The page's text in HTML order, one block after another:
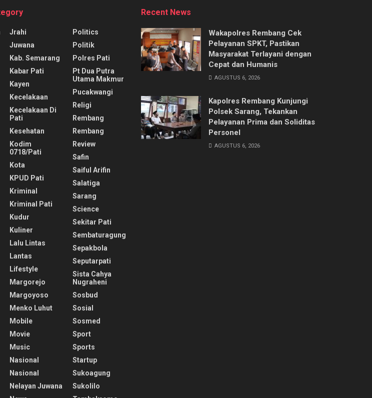
Jrahi
Juwana
Kab. Semarang
Kabar Pati
Kayen
Kecelakaan
Kecelakaan Di
Pati
Kesehatan
Kodim
0718/pati
Kota
KPUD Pati
Kriminal
Kriminal Pati
Kudur
Kuliner
Lalu Lintas
Lantas
Lifestyle
Margorejo
Margoyoso
Menko Luhut
Mobile
Movie
Music
Nasional
Nasional
Nelayan Juwana
Politics
Politik
Polres Pati
Pt Dua Putra
Utama Makmur
Pucakwangi
Religi
Rembang
Rembang
Review
Safin
Saiful Arifin
Salatiga
Sarang
Science
Sekitar Pati
Sembaturagung
Sepakbola
Seputarpati
Sista Cahya
Nugraheni
Sosbud
Sosial
Sosmed
Sport
Sports
Startup
Sukoagung
Sukolilo
Recent News
Wakapolres Rembang Cek
Pelayanan SPKT, Pastikan
Masyarakat Terlayani dengan
Cepat dan Humanis
AGUSTUS 6, 2026
Kapolres Rembang Kunjungi
Polsek Sarang, Tekankan
Pelayanan Prima dan Soliditas
Personel
AGUSTUS 6, 2026